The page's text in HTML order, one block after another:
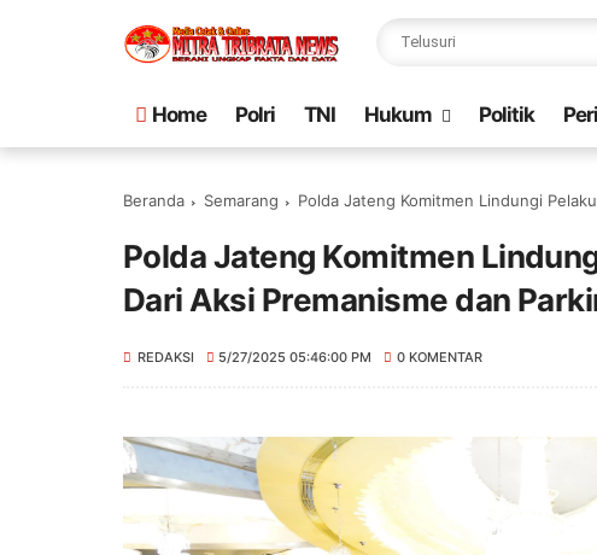
Home Polri TNI Hukum Politik
Beranda Semarang Polda Jateng Komitmen Lindungi
Polda Jateng Komitmen
Dari Aksi Premanisme dan
REDAKSI 5/27/2025 05:46:00 PM 0 KOMENTAR